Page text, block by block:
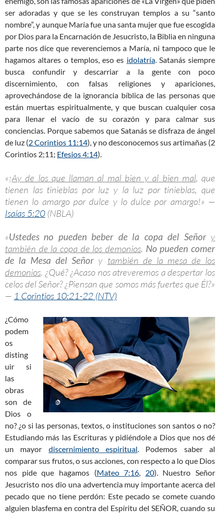
ser adoradas y que se les construyan templos a su “santo
nombre”, y aunque María fue una santa mujer que fue escogida
por Dios para la Encarnación de Jesucristo, la Biblia en ninguna
parte nos dice que reverenciemos a María, ni tampoco que le
hagamos altares o templos, eso es idolatría. Satanás siempre
busca confundir y descarriar a la gente con poco
discernimiento, con falsas religiones y apariciones,
aprovechándose de la ignorancia bíblica de las personas que
están muertas espiritualmente, y que buscan cualquier cosa
para llenar el vacío de su corazón y para calmar sus
conciencias. Porque sabemos que Satanás se disfraza de ángel
de luz (2 Corintios 11:14), y no desconocemos sus artimañas (2
Corintios 2;11; Efesios 4:14).
«¡Ay de los que llaman al mal bien y al bien mal, que
tienen las tinieblas por luz y la luz por tinieblas, que
tienen lo amargo por dulce y lo dulce por amargo!» —
Isaías 5:20 (NBLA)
«Ustedes no pueden beber de la copa del Señor y
también de la copa de los demonios. No pueden comer
de la Mesa del Señor y también de la mesa de los
demonios. ¿Qué? ¿Acaso nos atreveremos a despertar los
celos del Señor? ¿Piensan que somos más fuertes que Él?»
— 1 Corintios 10:21-22 (NTV)
¿Cómo
podem
os
disting
uir si
las
obras
son de
Dios o
no? ¿o si las personas, textos, o instituciones son santos o no?
Estudiando más las Escrituras y pidiéndole a Dios que nos dé
un mayor discernimiento espiritual. Podemos saber al
comparar sus frutos, o sus acciones, con respecto a lo que Dios
nos pide que hagamos (Mateo 7:16, 20). Nuestro Señor
Jesucristo nos dio una advertencia muy importante acerca del
pecado que no tiene perdón: Este pecado se comete cuando
alguien blasfema en contra del Espíritu del SEÑOR, cuando su